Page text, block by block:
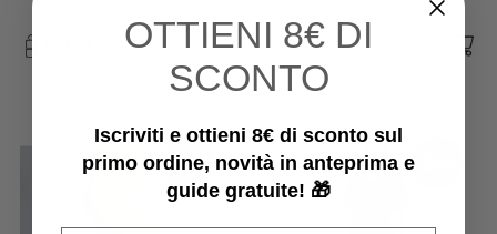
34,98 €
-50%
OTTIENI 8€ DI
SCONTO
Iscriviti e ottieni 8€ di sconto sul
primo ordine, novità in anteprima e
guide gratuite! 🎁